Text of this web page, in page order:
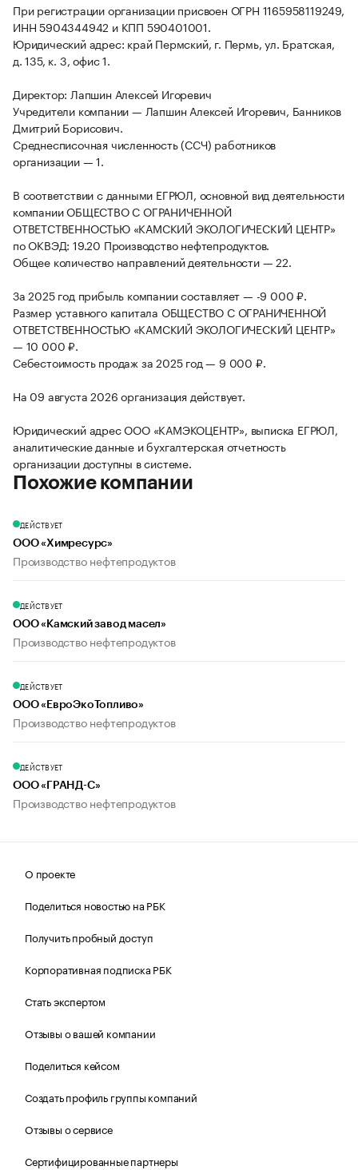
При регистрации организации присвоен ОГРН 1165958119249,
ИНН 5904344942 и КПП 590401001.
Юридический адрес: край Пермский, г. Пермь, ул. Братская,
д. 135, к. 3, офис 1.
Директор: Лапшин Алексей Игоревич
Учредители компании — Лапшин Алексей Игоревич, Банников
Дмитрий Борисович.
Среднесписочная численность (ССЧ) работников
организации — 1.
В соответствии с данными ЕГРЮЛ, основной вид деятельности
компании ОБЩЕСТВО С ОГРАНИЧЕННОЙ
ОТВЕТСТВЕННОСТЬЮ «КАМСКИЙ ЭКОЛОГИЧЕСКИЙ ЦЕНТР»
по ОКВЭД: 19.20 Производство нефтепродуктов.
Общее количество направлений деятельности — 22.
За 2025 год прибыль компании составляет — -9 000 ₽.
Размер уставного капитала ОБЩЕСТВО С ОГРАНИЧЕННОЙ
ОТВЕТСТВЕННОСТЬЮ «КАМСКИЙ ЭКОЛОГИЧЕСКИЙ ЦЕНТР»
— 10 000 ₽.
Себестоимость продаж за 2025 год — 9 000 ₽.
На 09 августа 2026 организация действует.
Юридический адрес ООО «КАМЭКОЦЕНТР», выписка ЕГРЮЛ,
аналитические данные и бухгалтерская отчетность
организации доступны в системе.
Похожие компании
ДЕЙСТВУЕТ
ООО «Химресурс»
Производство нефтепродуктов
ДЕЙСТВУЕТ
ООО «Камский завод масел»
Производство нефтепродуктов
ДЕЙСТВУЕТ
ООО «ЕвроЭкоТопливо»
Производство нефтепродуктов
ДЕЙСТВУЕТ
ООО «ГРАНД-С»
Производство нефтепродуктов
О проекте
Поделиться новостью на РБК
Получить пробный доступ
Корпоративная подписка РБК
Стать экспертом
Отзывы о вашей компании
Поделиться кейсом
Создать профиль группы компаний
Отзывы о сервисе
Сертифицированные партнеры